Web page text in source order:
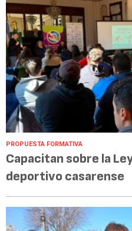
PROPUESTA FORMATIVA
Capacitan sobre la
deportivo casarense